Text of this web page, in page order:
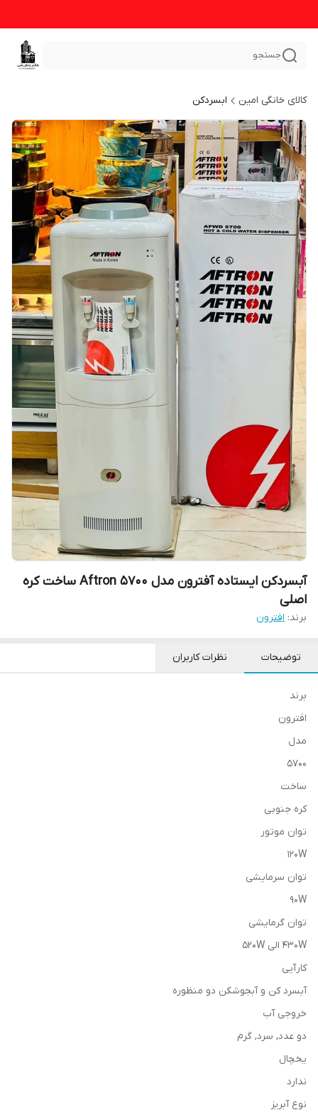
جستجو
کالای خانگی امین ابسردکن
آبسردکن ایستاده آفترون مدل Aftron 5700 ساخت کره
اصلی
برند: افترون
توضیحات نظرات کاربران
برند
افترون
مدل
۵۷۰۰
ساخت
کره جنوبی
توان موتور
۱۲۰W
توان سرمایشی
90W
توان گرمایشی
۴۳۰W الی 520W
کارآیی
آبسرد کن و آبجوشکن دو منظوره
خروجی آب
دو عدد, سرد, گرم
یخچال
ندارد
نوع آبریز